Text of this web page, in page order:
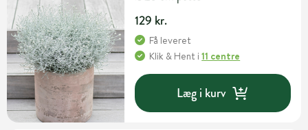
129 kr.
Få leveret
Klik & Hent i11 centre
Læg i kurv